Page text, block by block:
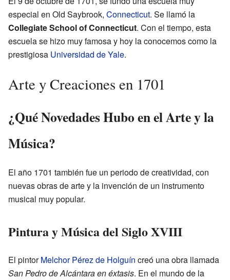
especial en Old Saybrook, Connecticut. Se llamó la
Collegiate School of Connecticut. Con el tiempo, esta
escuela se hizo muy famosa y hoy la conocemos como la
prestigiosa Universidad de Yale.
Arte y Creaciones en 1701
¿Qué Novedades Hubo en el Arte y la
Música?
El año 1701 también fue un periodo de creatividad, con
nuevas obras de arte y la invención de un instrumento
musical muy popular.
Pintura y Música del Siglo XVIII
El pintorMelchor Pérez de Holguín creó una obra llamada
San Pedro de Alcántara en éxtasis. En el mundo de la